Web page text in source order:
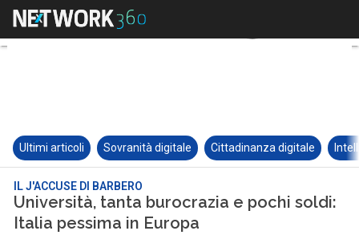
Ultimi articoli Sovranità digitale Cittadinanza digitale
IL J'ACCUSE DI BARBERO
Università, tanta burocrazia e pochi soldi:
Italia pessima in Europa